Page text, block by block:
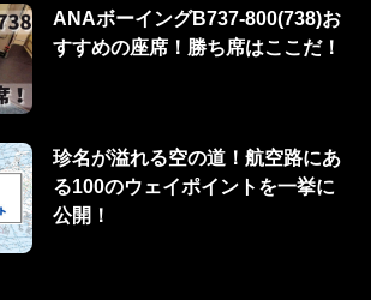
ANAボーイングB737-800(738)お
すすめの座席！勝ち席はここだ！
珍名が溢れる空の道！航空路にあ
る100のウェイポイントを一挙に
公開！